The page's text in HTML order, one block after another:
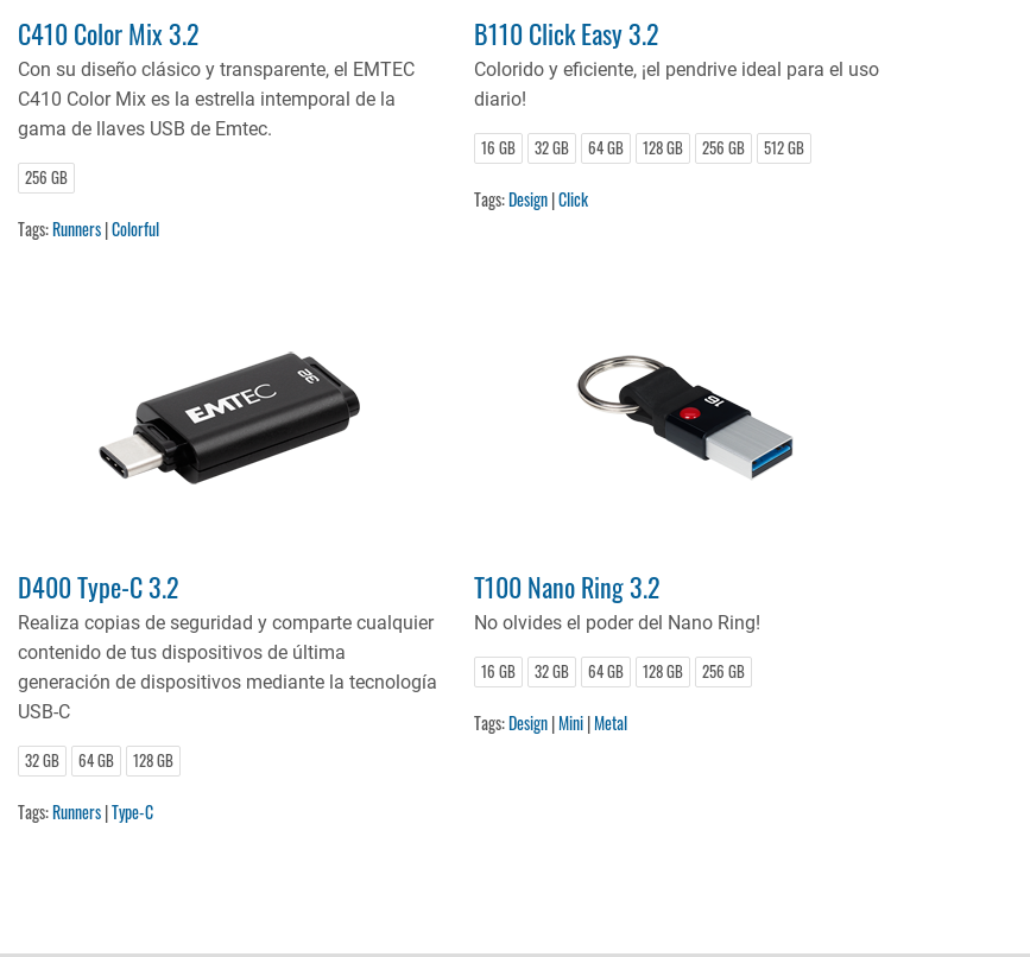
C410 Color Mix 3.2
Con su diseño clásico y transparente, el EMTEC
C410 Color Mix es la estrella intemporal de la
gama de llaves USB de Emtec.
256 GB
Tags:Runners|Colorful
B110 Click Easy 3.2
Colorido y eficiente, ¡el pendrive ideal para el uso
diario!
16 GB 32 GB 64 GB 128 GB 256 GB 512 GB
Tags:Design|Click
D400 Type-C 3.2
Realiza copias de seguridad y comparte cualquier
contenido de tus dispositivos de última
generación de dispositivos mediante la tecnología
USB-C
32 GB 64 GB 128 GB
Tags:Runners|Type-C
T100 Nano Ring 3.2
No olvides el poder del Nano Ring!
16 GB 32 GB 64 GB 128 GB 256 GB
Tags:Design|Mini|Metal